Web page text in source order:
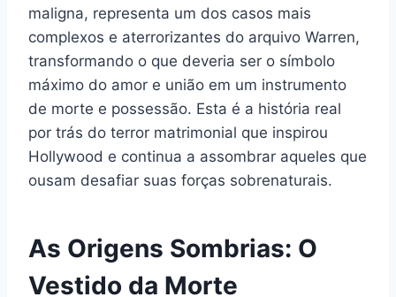
maligna, representa um dos casos mais
complexos e aterrorizantes do arquivo Warren,
transformando o que deveria ser o símbolo
máximo do amor e união em um instrumento
de morte e possessão. Esta é a história real
por trás do terror matrimonial que inspirou
Hollywood e continua a assombrar aqueles que
ousam desafiar suas forças sobrenaturais.
As Origens Sombrias: O
Vestido da Morte